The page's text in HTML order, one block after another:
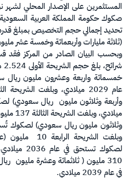
صكوك حكومة المملكة العربية
(ثلاثة مليارات وأربعمائة وخمسة عشر
وبحسب البيان الصادر من المركز
خمسمائة واربعة وعشرون مليون
وبلغت الشريحة
لصكوك
310 مليون ( ثلاثمائة وعشرة
في عام 2039 ميلادي.